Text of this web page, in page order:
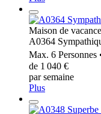
Maison de
A0364
Max. 6 Personnes
de 1 040 €
par semaine
Plus